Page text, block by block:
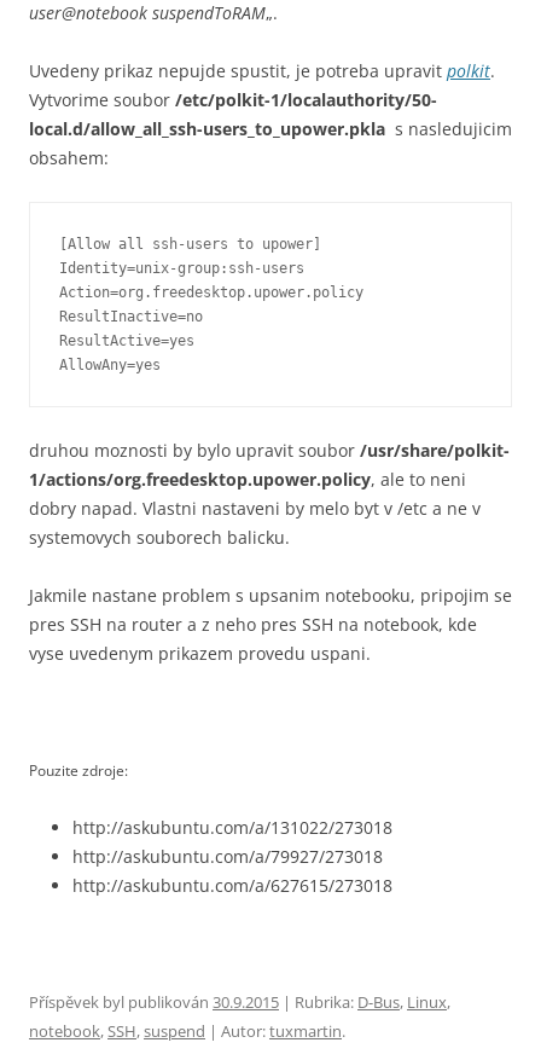
user@notebook suspendToRAM„.
Uvedeny prikaz nepujde spustit, je potreba upravit polkit.
Vytvorime soubor /etc/polkit-1/localauthority/50-
local.d/allow_all_ssh-users_to_upower.pkla s nasledujicim
obsahem:
[Allow all ssh-users to upower]
Identity=unix-group:ssh-users
Action=org.freedesktop.upower.policy
ResultInactive=no
ResultActive=yes
AllowAny=yes
druhou moznosti by bylo upravit soubor /usr/share/polkit-
1/actions/org.freedesktop.upower.policy, ale to neni
dobry napad. Vlastni nastaveni by melo byt v /etc a ne v
systemovych souborech balicku.
Jakmile nastane problem s upsanim notebooku, pripojim se
pres SSH na router a z neho pres SSH na notebook, kde
vyse uvedenym prikazem provedu uspani.
Pouzite zdroje:
http://askubuntu.com/a/131022/273018
http://askubuntu.com/a/79927/273018
http://askubuntu.com/a/627615/273018
Příspěvek byl publikován 30.9.2015 | Rubrika: D-Bus, Linux,
notebook,SSH,suspend | Autor:tuxmartin.